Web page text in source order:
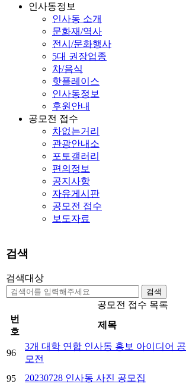
인사동정보
인사동 소개
문화재/역사
전시/문화행사
5대 권장업종
차/음식
핫플레이스
인사동정보
후원안내
공모전 접수
차없는거리
관광안내소
포토갤러리
편의정보
공지사항
자유게시판
공모전 접수
보도자료
검색
검색대상
검색
공모전 접수 목록
번
호
제목
96
3개 대학 연합 인사동 홍보 아이디어 공
모전
95 20230728 인사동 사진 공모집